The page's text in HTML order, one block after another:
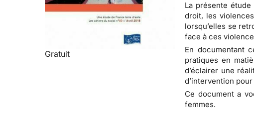
Gratuit
La présente
droit, les
lorsqu’elles se
face à ces
En documentant
pratiques en
d’éclairer une
d’intervention
Ce document a
femmes.